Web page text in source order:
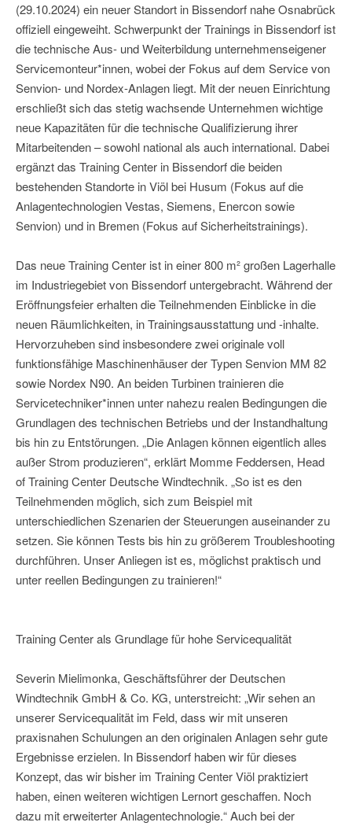
(29.10.2024) ein neuer Standort in Bissendorf nahe Osnabrück
offiziell eingeweiht. Schwerpunkt der Trainings in Bissendorf ist
die technische Aus- und Weiterbildung unternehmenseigener
Servicemonteur*innen, wobei der Fokus auf dem Service von
Senvion- und Nordex-Anlagen liegt. Mit der neuen Einrichtung
erschließt sich das stetig wachsende Unternehmen wichtige
neue Kapazitäten für die technische Qualifizierung ihrer
Mitarbeitenden – sowohl national als auch international. Dabei
ergänzt das Training Center in Bissendorf die beiden
bestehenden Standorte in Viöl bei Husum (Fokus auf die
Anlagentechnologien Vestas, Siemens, Enercon sowie
Senvion) und in Bremen (Fokus auf Sicherheitstrainings).
Das neue Training Center ist in einer 800 m² großen Lagerhalle
im Industriegebiet von Bissendorf untergebracht. Während der
Eröffnungsfeier erhalten die Teilnehmenden Einblicke in die
neuen Räumlichkeiten, in Trainingsausstattung und -inhalte.
Hervorzuheben sind insbesondere zwei originale voll
funktionsfähige Maschinenhäuser der Typen Senvion MM 82
sowie Nordex N90. An beiden Turbinen trainieren die
Servicetechniker*innen unter nahezu realen Bedingungen die
Grundlagen des technischen Betriebs und der Instandhaltung
bis hin zu Entstörungen. „Die Anlagen können eigentlich alles
außer Strom produzieren“, erklärt Momme Feddersen, Head
of Training Center Deutsche Windtechnik. „So ist es den
Teilnehmenden möglich, sich zum Beispiel mit
unterschiedlichen Szenarien der Steuerungen auseinander zu
setzen. Sie können Tests bis hin zu größerem Troubleshooting
durchführen. Unser Anliegen ist es, möglichst praktisch und
unter reellen Bedingungen zu trainieren!“
Training Center als Grundlage für hohe Servicequalität
Severin Mielimonka, Geschäftsführer der Deutschen
Windtechnik GmbH & Co. KG, unterstreicht: „Wir sehen an
unserer Servicequalität im Feld, dass wir mit unseren
praxisnahen Schulungen an den originalen Anlagen sehr gute
Ergebnisse erzielen. In Bissendorf haben wir für dieses
Konzept, das wir bisher im Training Center Viöl praktiziert
haben, einen weiteren wichtigen Lernort geschaffen. Noch
dazu mit erweiterter Anlagentechnologie.“ Auch bei der